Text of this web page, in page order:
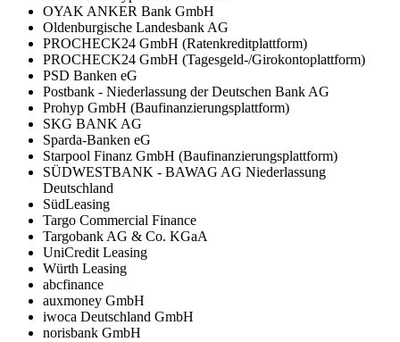
OYAK ANKER Bank GmbH
Oldenburgische Landesbank AG
PROCHECK24 GmbH (Ratenkreditplattform)
PROCHECK24 GmbH (Tagesgeld-/Girokontoplattform)
PSD Banken eG
Postbank - Niederlassung der Deutschen Bank AG
Prohyp GmbH (Baufinanzierungsplattform)
SKG BANK AG
Sparda-Banken eG
Starpool Finanz GmbH (Baufinanzierungsplattform)
SÜDWESTBANK - BAWAG AG Niederlassung
Deutschland
SüdLeasing
Targo Commercial Finance
Targobank AG & Co. KGaA
UniCredit Leasing
Würth Leasing
abcfinance
auxmoney GmbH
iwoca Deutschland GmbH
norisbank GmbH